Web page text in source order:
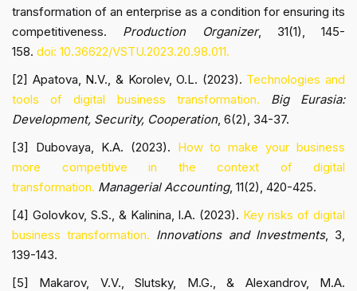
transformation of an enterprise as a condition for ensuring its
competitiveness. Production Organizer, 31(1), 145-
158. doi: 10.36622/VSTU.2023.20.98.011.
[2] Apatova, N.V., & Korolev, O.L. (2023). Technologies and
tools of digital business transformation.
Big Eurasia:
Development, Security, Cooperation, 6(2), 34-37.
[3] Dubovaya, K.A. (2023). How to make your business
more competitive in the context of digital
transformation. Managerial Accounting, 11(2), 420-425.
[4] Golovkov, S.S., & Kalinina, I.A. (2023). Key risks of digital
business transformation. Innovations and Investments, 3,
139-143.
[5] Makarov, V.V., Slutsky, M.G., & Alexandrov, M.A.